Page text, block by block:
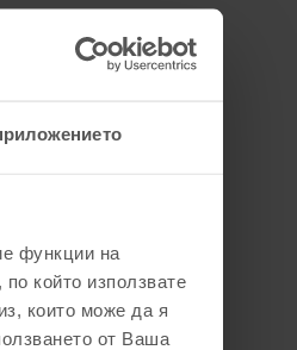
функции на
който използвате
които може да я
от Ваша